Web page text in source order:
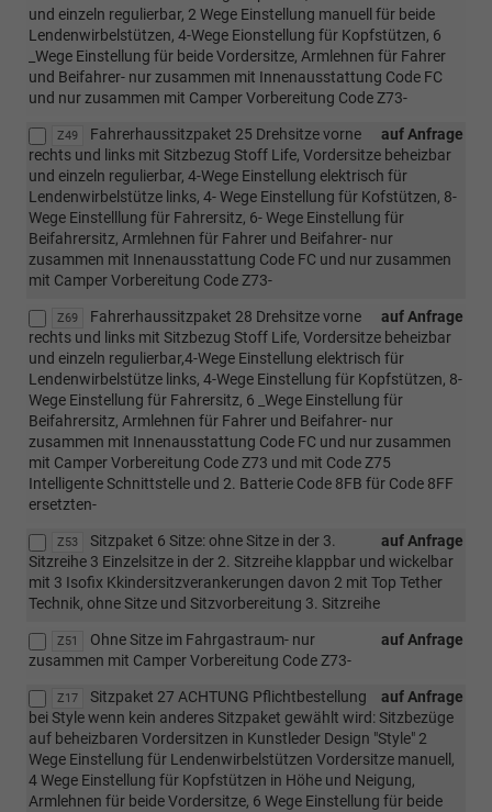
und einzeln regulierbar, 2 Wege Einstellung manuell für beide
Lendenwirbelstützen, 4-Wege Eionstellung für Kopfstützen, 6
_Wege Einstellung für beide Vordersitze, Armlehnen für Fahrer
und Beifahrer- nur zusammen mit Innenausstattung Code FC
und nur zusammen mit Camper Vorbereitung Code Z73-
Z49 auf Anfrage
Fahrerhaussitzpaket 25 Drehsitze vorne
rechts und links mit Sitzbezug Stoff Life, Vordersitze beheizbar
und einzeln regulierbar, 4-Wege Einstellung elektrisch für
Lendenwirbelstütze links, 4- Wege Einstellung für Kofstützen, 8-
Wege Einstelllung für Fahrersitz, 6- Wege Einstellung für
Beifahrersitz, Armlehnen für Fahrer und Beifahrer- nur
zusammen mit Innenausstattung Code FC und nur zusammen
mit Camper Vorbereitung Code Z73-
Z69 auf Anfrage
Fahrerhaussitzpaket 28 Drehsitze vorne
rechts und links mit Sitzbezug Stoff Life, Vordersitze beheizbar
und einzeln regulierbar,4-Wege Einstellung elektrisch für
Lendenwirbelstütze links, 4-Wege Einstellung für Kopfstützen, 8-
Wege Einstellung für Fahrersitz, 6 _Wege Einstellung für
Beifahrersitz, Armlehnen für Fahrer und Beifahrer- nur
zusammen mit Innenausstattung Code FC und nur zusammen
mit Camper Vorbereitung Code Z73 und mit Code Z75
Intelligente Schnittstelle und 2. Batterie Code 8FB für Code 8FF
ersetzten-
Z53 auf Anfrage
Sitzpaket 6 Sitze: ohne Sitze in der 3.
Sitzreihe 3 Einzelsitze in der 2. Sitzreihe klappbar und wickelbar
mit 3 Isofix Kkindersitzverankerungen davon 2 mit Top Tether
Technik, ohne Sitze und Sitzvorbereitung 3. Sitzreihe
Z51 auf Anfrage
Ohne Sitze im Fahrgastraum- nur
zusammen mit Camper Vorbereitung Code Z73-
Z17 auf Anfrage
Sitzpaket 27 ACHTUNG Pflichtbestellung
bei Style wenn kein anderes Sitzpaket gewählt wird: Sitzbezüge
auf beheizbaren Vordersitzen in Kunstleder Design "Style" 2
Wege Einstellung für Lendenwirbelstützen Vordersitze manuell,
4 Wege Einstellung für Kopfstützen in Höhe und Neigung,
Armlehnen für beide Vordersitze, 6 Wege Einstellung für beide